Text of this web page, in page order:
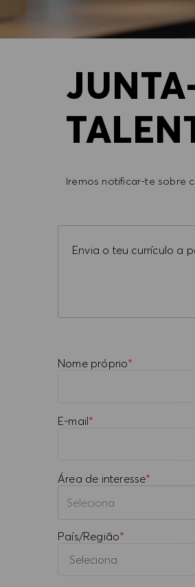
Iremos notificar-te sobre
Upload options
Envia o teu currículo a
Nome próprio*
E-mail*
Área de interesse*
You can enter multiple
País/Região*